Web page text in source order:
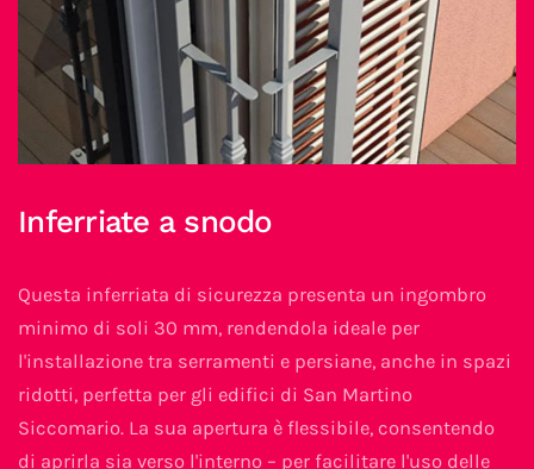
Inferriate a snodo
Questa inferriata di sicurezza presenta un ingombro
minimo di soli 30 mm, rendendola ideale per
l'installazione tra serramenti e persiane, anche in spazi
ridotti, perfetta per gli edifici di San Martino
Siccomario. La sua apertura è flessibile, consentendo
di aprirla sia verso l'interno – per facilitare l'uso delle